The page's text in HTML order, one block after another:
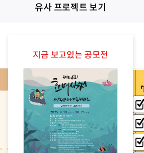
유사 프로젝트 보기